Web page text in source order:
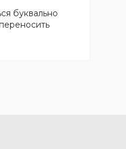
буквально